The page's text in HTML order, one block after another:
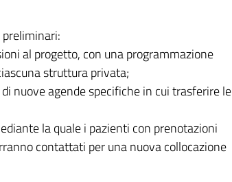
al progetto, con una programmazione
struttura privata;
nuove agende specifiche in cui trasferire le
la quale i pazienti con prenotazioni
contattati per una nuova collocazione